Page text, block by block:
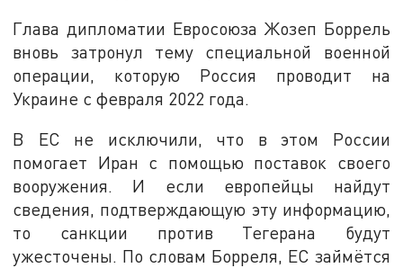
Глава дипломатии Евросоюза Жозеп Боррель
вновь затронул тему специальной военной
операции, которую Россия проводит на
Украине с февраля 2022 года.
В ЕС не исключили, что в этом России
помогает Иран с помощью поставок своего
вооружения. И если европейцы найдут
сведения, подтверждающую эту информацию,
то санкции против Тегерана будут
ужесточены. По словам Борреля, ЕС займётся